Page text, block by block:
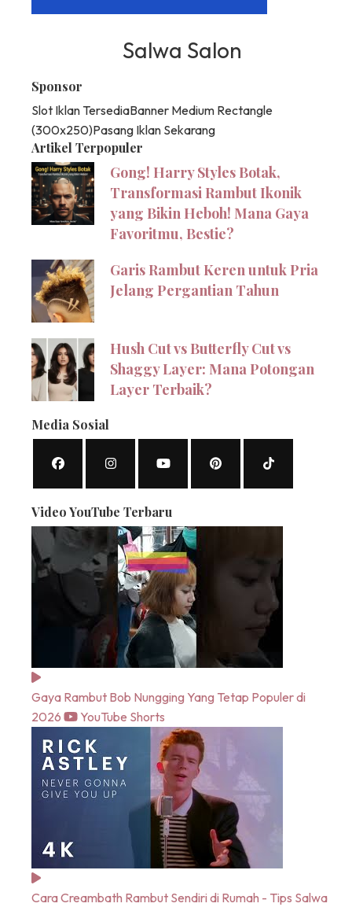
Salwa Salon
Sponsor
Slot Iklan TersediaBanner Medium Rectangle
(300x250)Pasang Iklan Sekarang
Artikel Terpopuler
Gong! Harry Styles Botak,
Transformasi Rambut Ikonik
yang Bikin Heboh! Mana Gaya
Favoritmu, Bestie?
Garis Rambut Keren untuk Pria
Jelang Pergantian Tahun
Hush Cut vs Butterfly Cut vs
Shaggy Layer: Mana Potongan
Layer Terbaik?
Media Sosial
Video YouTube Terbaru
Gaya Rambut Bob Nungging Yang Tetap Populer di
2026
YouTube Shorts
Cara Creambath Rambut Sendiri di Rumah - Tips Salwa